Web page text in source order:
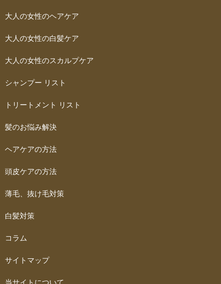
大人の女性のヘアケア
大人の女性の白髪ケア
大人の女性のスカルプケア
シャンプー リスト
トリートメント リスト
髪のお悩み解決
ヘアケアの方法
頭皮ケアの方法
薄毛、抜け毛対策
白髪対策
コラム
サイトマップ
当サイトについて